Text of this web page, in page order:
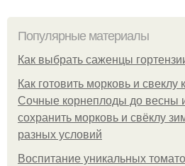
Популярные материалы
Как выбрать саженцы
Как готовить морковь и
Сочные корнеплоды до весны
сохранить морковь и свёклу
разных условий
Воспитание уникальных